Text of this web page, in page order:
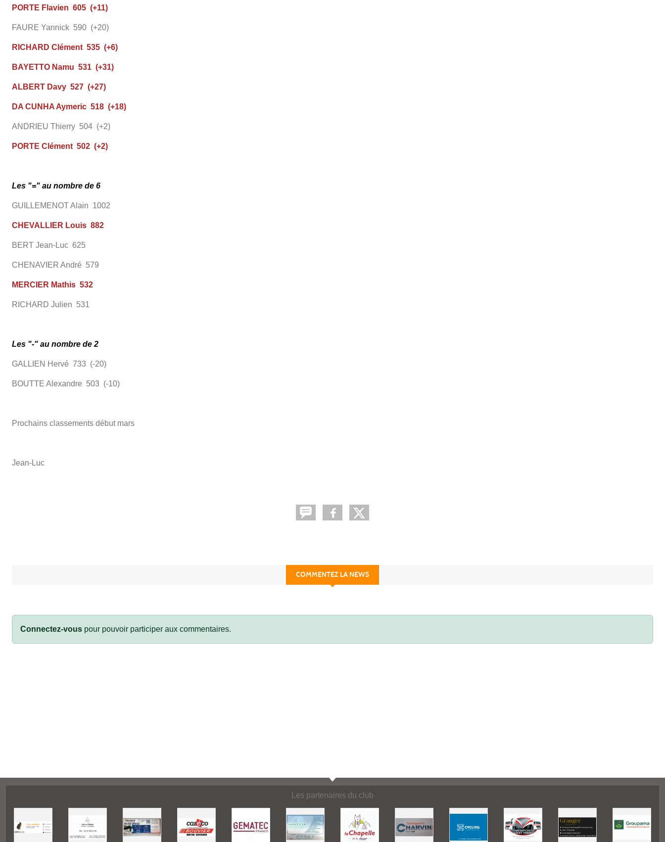
PORTE Flavien 605 (+11)
FAURE Yannick 590 (+20)
RICHARD Clément 535 (+6)
BAYETTO Namu 531 (+31)
ALBERT Davy 527 (+27)
DA CUNHA Aymeric 518 (+18)
ANDRIEU Thierry 504 (+2)
PORTE Clément 502 (+2)
Les "=" au nombre de 6
GUILLEMENOT Alain 1002
CHEVALLIER Louis 882
BERT Jean-Luc 625
CHENAVIER André 579
MERCIER Mathis 532
RICHARD Julien 531
Les "-" au nombre de 2
GALLIEN Hervé 733 (-20)
BOUTTE Alexandre 503 (-10)
Prochains classements début mars
Jean-Luc
COMMENTEZ LA NEWS
Connectez-vous pour pouvoir participer aux commentaires.
Les partenaires du club